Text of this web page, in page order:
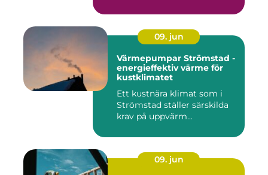
09. jun
Värmepumpar Strömstad -
energieffektiv värme för
kustklimatet
Ett kustnära klimat som i
Strömstad ställer särskilda
krav på uppvärm...
09. jun